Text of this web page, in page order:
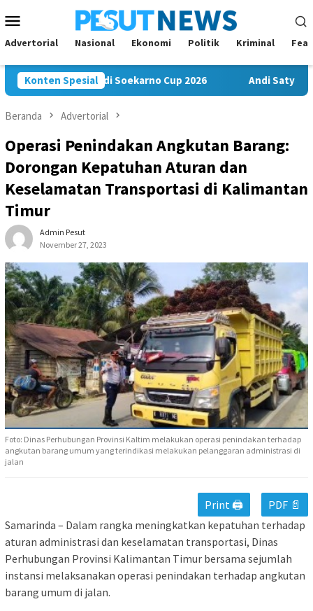
ke
kontenMobile
Advertorial Nasional Ekonomi Politik Kriminal
Konten Spesial
Misi Juara di Soekarno Cup 2026 Andi Satya
Beranda Advertorial
Operasi Penindakan Angkutan Barang:
Dorongan Kepatuhan Aturan dan
Keselamatan Transportasi di Kalimantan
Timur
Admin Pesut
November 27, 2023
Foto: Dinas Perhubungan Provinsi Kaltim melakukan operasi penindakan terhadap
angkutan barang umum yang terindikasi melakukan pelanggaran administrasi di
jalan
Print 🖨
PDF 📄
Samarinda – Dalam rangka meningkatkan kepatuhan terhadap
aturan administrasi dan keselamatan transportasi, Dinas
Perhubungan Provinsi Kalimantan Timur bersama sejumlah
instansi melaksanakan operasi penindakan terhadap angkutan
barang umum di jalan.